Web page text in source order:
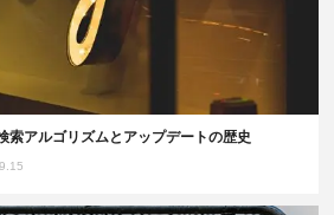
索アルゴリズムとアップデートの歴史